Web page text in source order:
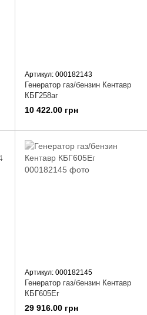
Артикул: 000182143
Генератор газ/бензин Кентавр
КБГ258аг
10 422.00 грн
Артикул: 000182145
Генератор газ/бензин Кентавр
КБГ605Ег
29 916.00 грн